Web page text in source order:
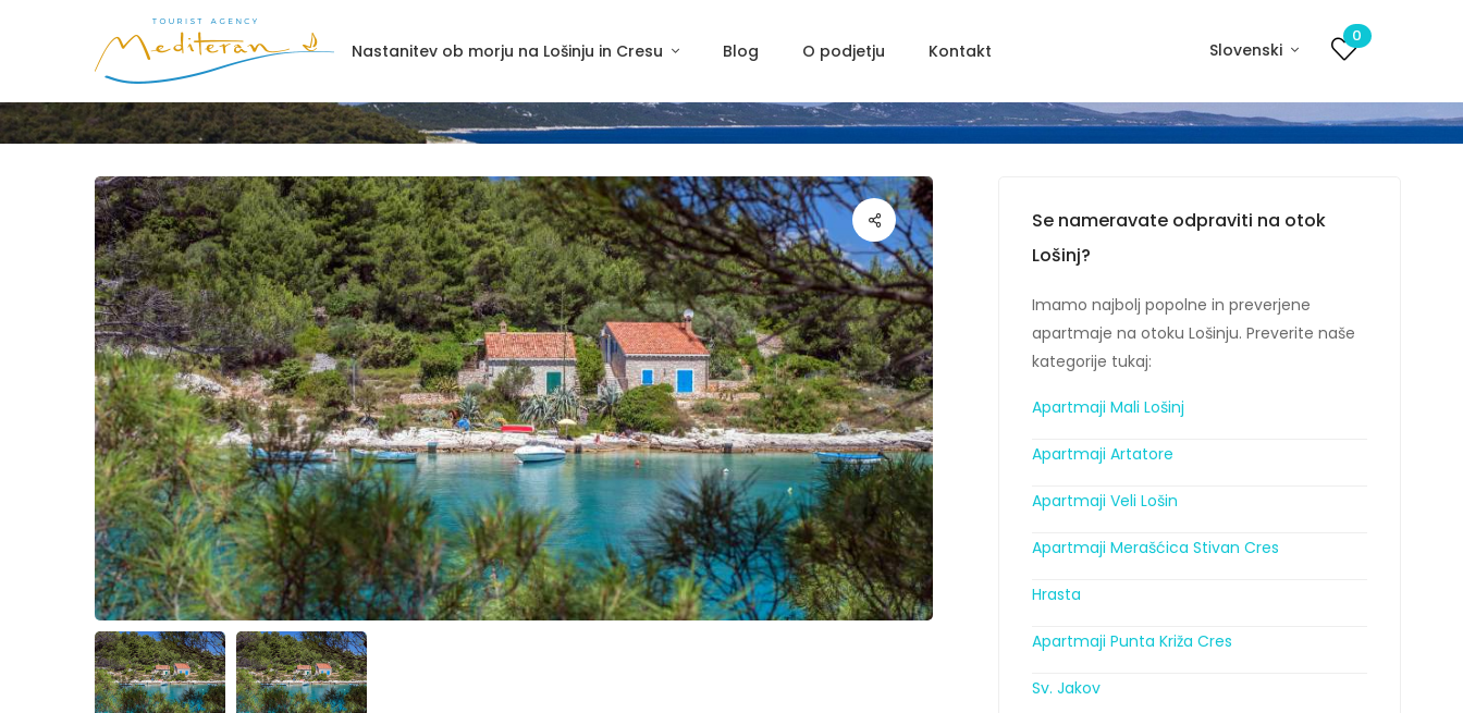
Nastanitev ob morju na Lošinju in Cresu Blog O podjetju Kontakt Slovenski
0
Se nameravate odpraviti na otok
Lošinj?
Imamo najbolj popolne in preverjene
apartmaje na otoku Lošinju. Preverite naše
kategorije tukaj:
Apartmaji Mali Lošinj
Apartmaji Artatore
Apartmaji Veli Lošin
Apartmaji Merašćica Stivan Cres
Hrasta
Apartmaji Punta Križa Cres
Sv. Jakov